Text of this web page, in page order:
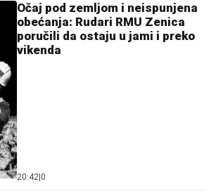
Očaj pod zemljom i neispunjena
obećanja: Rudari RMU Zenica
poručili da ostaju u jami i preko
vikenda
20:42 0